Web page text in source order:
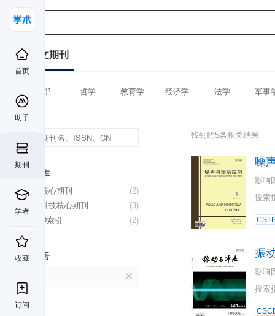
首页
助手
期刊
学者
收藏
订阅
中文期刊
全部 哲学 教育学 经济学 法学 军事
数据库
(2)
北大核心期刊
(3)
中国科技核心期刊
(2)
CSCD索引
首字母
找到约5条相关结果
噪
影响
搜索
振
影响
搜索